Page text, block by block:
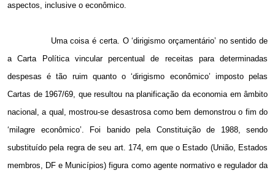
aspectos, inclusive o econômico.
Uma coisa é certa. O ‘dirigismo orçamentário’ no sentido de
a Carta Política vincular percentual de receitas para determinadas
despesas é tão ruim quanto o ‘dirigismo econômico’ imposto pelas
Cartas de 1967/69, que resultou na planificação da economia em âmbito
nacional, a qual, mostrou-se desastrosa como bem demonstrou o fim do
‘milagre econômico’. Foi banido pela Constituição de 1988, sendo
substituído pela regra de seu art. 174, em que o Estado (União, Estados
membros, DF e Municípios) figura como agente normativo e regulador da